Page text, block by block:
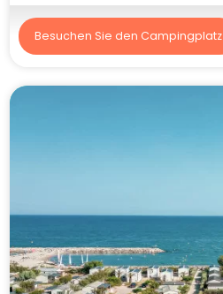
Besuchen Sie den Campingplatz